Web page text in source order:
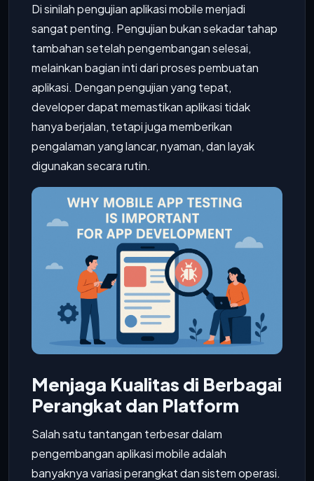
Di sinilah pengujian aplikasi mobile menjadi
sangat penting. Pengujian bukan sekadar tahap
tambahan setelah pengembangan selesai,
melainkan bagian inti dari proses pembuatan
aplikasi. Dengan pengujian yang tepat,
developer dapat memastikan aplikasi tidak
hanya berjalan, tetapi juga memberikan
pengalaman yang lancar, nyaman, dan layak
digunakan secara rutin.
Menjaga Kualitas di Berbagai
Perangkat dan Platform
Salah satu tantangan terbesar dalam
pengembangan aplikasi mobile adalah
banyaknya variasi perangkat dan sistem operasi.